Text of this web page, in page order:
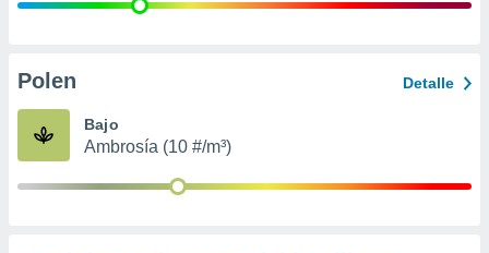
e
publicidad
Polen Detalle
Bajo
Ambrosía (10 #/m³)